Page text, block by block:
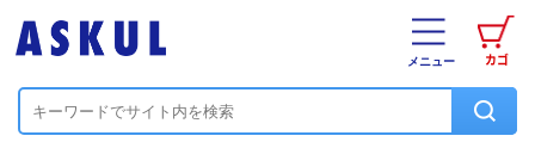
カゴ
メニュー